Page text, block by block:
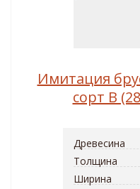
Имитация
сорт B
Древесина
Толщина
Ширина